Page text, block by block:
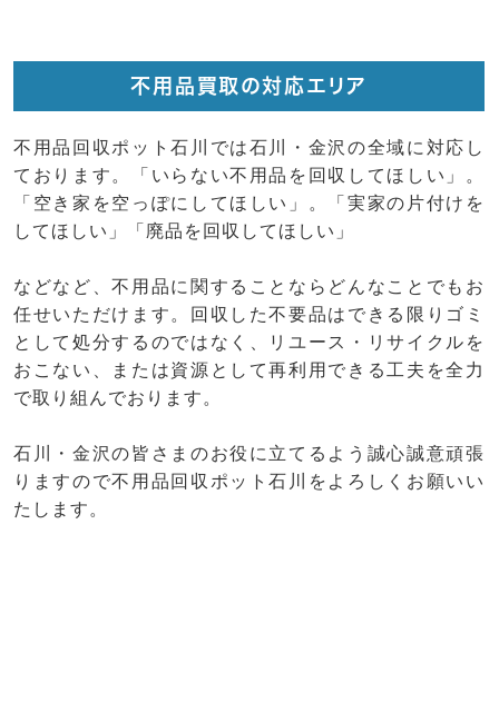
不用品買取の対応エリア
不用品回収ポット石川では石川・金沢の全域に対応し
ております。「いらない不用品を回収してほしい」。
「空き家を空っぽにしてほしい」。「実家の片付けを
してほしい」「廃品を回収してほしい」
などなど、不用品に関することならどんなことでもお
任せいただけます。回収した不要品はできる限りゴミ
として処分するのではなく、リユース・リサイクルを
おこない、または資源として再利用できる工夫を全力
で取り組んでおります。
石川・金沢の皆さまのお役に立てるよう誠心誠意頑張
りますので不用品回収ポット石川をよろしくお願いい
たします。